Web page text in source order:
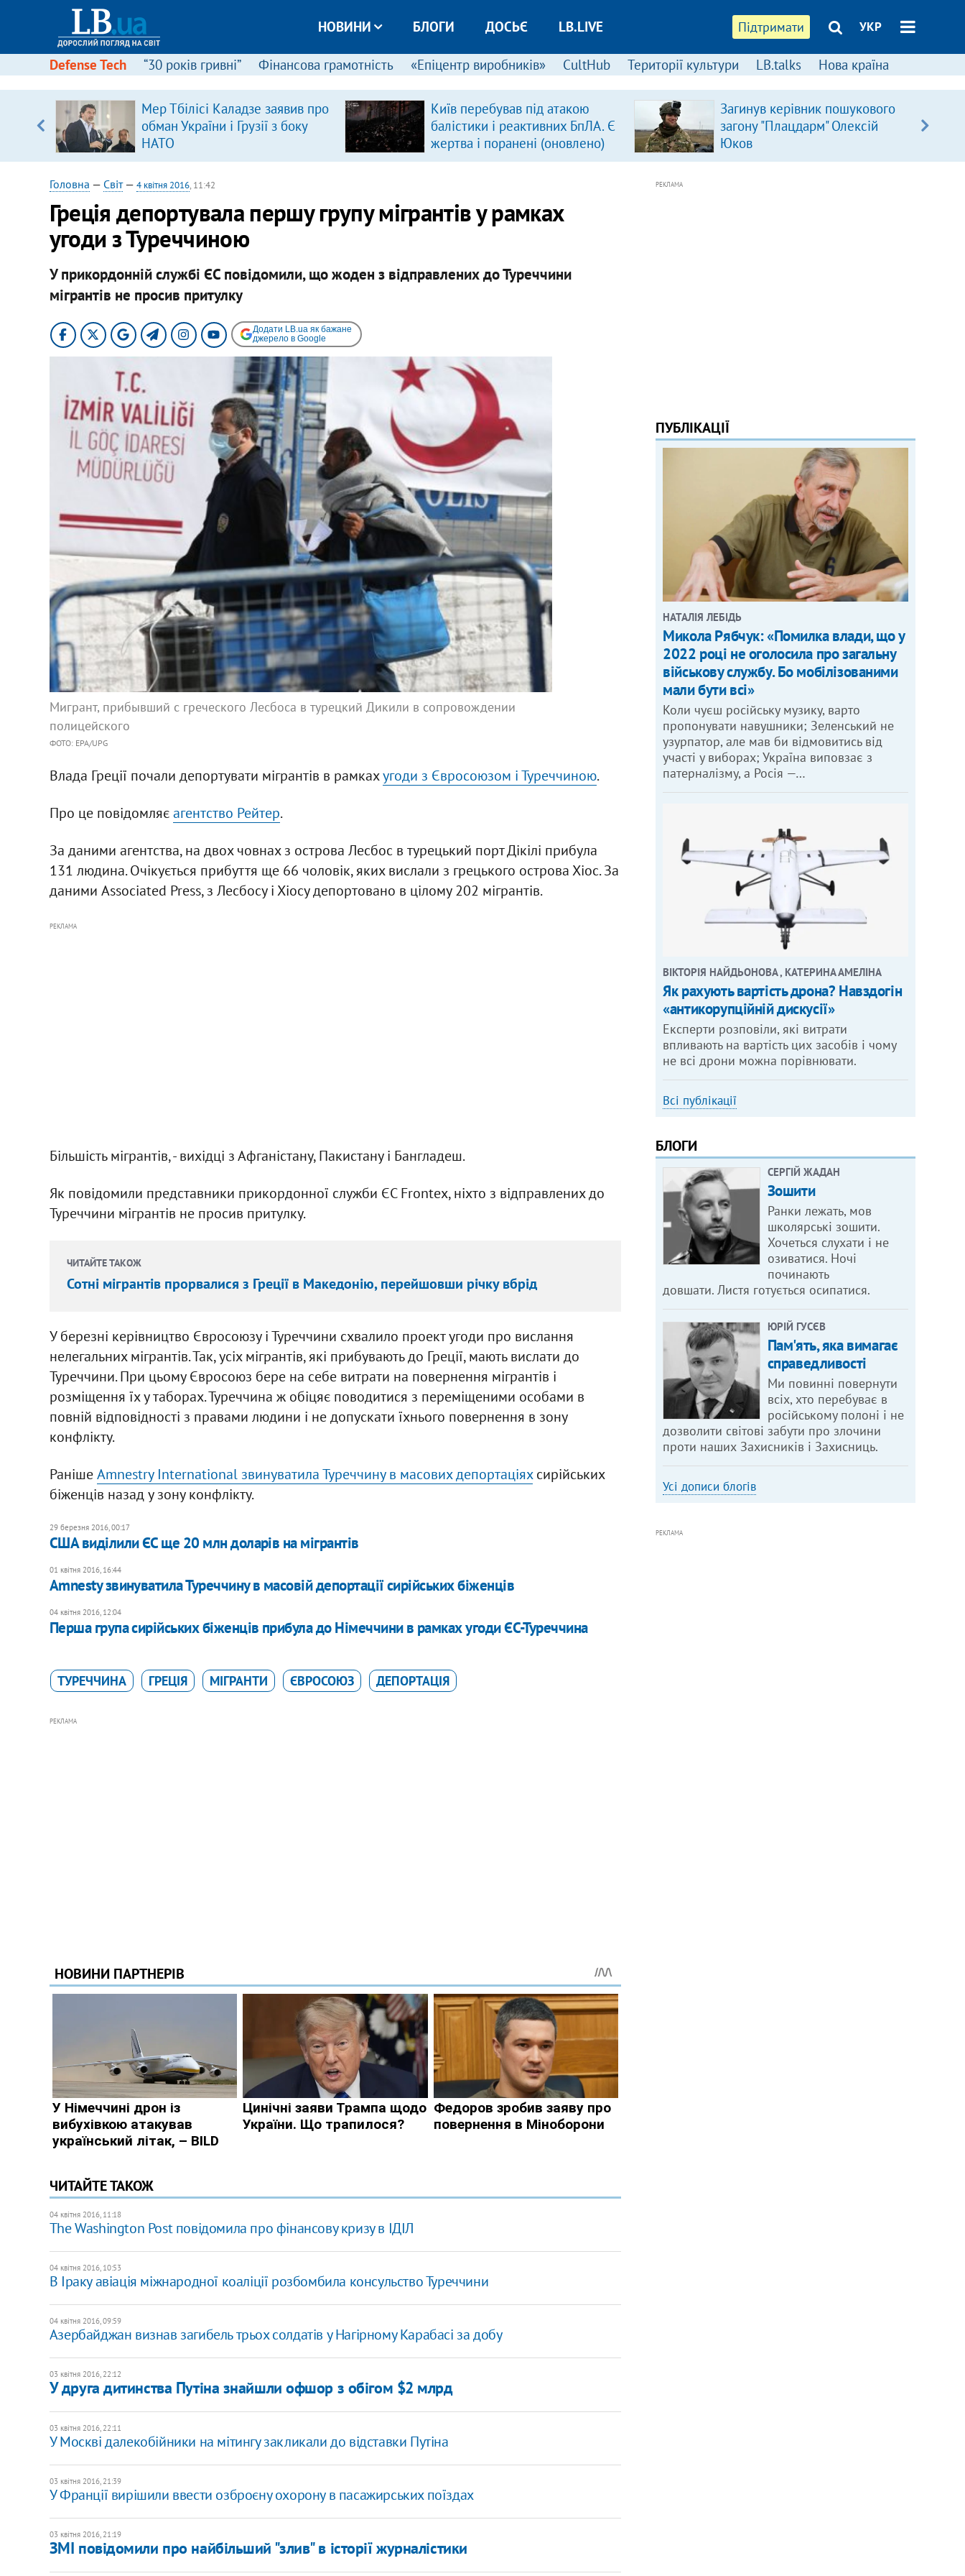
Підтримати УКР
НОВИНИ БЛОГИ ДОСЬЄ LB.LIVE
Defense Tech “30 років гривні” Фінансова грамотність «Епіцентр виробників» CultHub Території культури LB.talks Нова країна
Мер Тбілісі Каладзе заявив про
обман України і Грузії з боку
НАТО
Київ перебував під атакою
балістики і реактивних БпЛА. Є
жертва і поранені (оновлено)
Загинув керівник пошукового
загону "Плацдарм" Олексій
Юков
Головна — Світ— 4 квітня 2016, 11:42
Греція депортувала першу групу мігрантів у рамках
угоди з Туреччиною
У прикордонній службі ЄС повідомили, що жоден з відправлених до Туреччини
мігрантів не просив притулку
Додати LB.ua як бажане
джерело в Google
Мигрант, прибывший с греческого Лесбоса в турецкий Дикили в сопровождении
полицейского
ФОТО: EPA/UPG
Влада Греції почали депортувати мігрантів в рамкахугоди з Євросоюзом і Туреччиною.
Про це повідомляєагентство Рейтер.
За даними агентства, на двох човнах з острова Лесбос в турецький порт Дікілі прибула
131 людина. Очікується прибуття ще 66 чоловік, яких вислали з грецького острова Хіос. За
даними Associated Press, з Лесбосу і Хіосу депортовано в цілому 202 мігрантів.
РЕКЛАМА
Більшість мігрантів, - вихідці з Афганістану, Пакистану і Бангладеш.
Як повідомили представники прикордонної служби ЄС Frontex, ніхто з відправлених до
Туреччини мігрантів не просив притулку.
ЧИТАЙТЕ ТАКОЖ
Сотні мігрантів прорвалися з Греції в Македонію, перейшовши річку вбрід
У березні керівництво Євросоюзу і Туреччини схвалило проект угоди про вислання
нелегальних мігрантів. Так, усіх мігрантів, які прибувають до Греції, мають вислати до
Туреччини. При цьому Євросоюз бере на себе витрати на повернення мігрантів і
розміщення їх у таборах. Туреччина ж обіцяє поводитися з переміщеними особами в
повній відповідності з правами людини і не допускати їхнього повернення в зону
конфлікту.
РанішеAmnestry International звинуватила Туреччину в масових депортаціяхсирійських
біженців назад у зону конфлікту.
29 березня 2016, 00:17
США виділили ЄС ще 20 млн доларів на мігрантів
01 квітня 2016, 16:44
Amnesty звинуватила Туреччину в масовій депортації сирійських біженців
04 квітня 2016, 12:04
Перша група сирійських біженців прибула до Німеччини в рамках угоди ЄС-Туреччина
ТУРЕЧЧИНА ГРЕЦІЯ МІГРАНТИ ЄВРОСОЮЗ ДЕПОРТАЦІЯ
РЕКЛАМА
ЧИТАЙТЕ ТАКОЖ
04 квітня 2016, 11:18
The Washington Post повідомила про фінансову кризу в ІДІЛ
04 квітня 2016, 10:53
В Іраку авіація міжнародної коаліції розбомбила консульство Туреччини
04 квітня 2016, 09:59
Азербайджан визнав загибель трьох солдатів у Нагірному Карабасі за добу
03 квітня 2016, 22:12
У друга дитинства Путіна знайшли офшор з обігом $2 млрд
03 квітня 2016, 22:11
У Москві далекобійники на мітингу закликали до відставки Путіна
03 квітня 2016, 21:39
У Франції вирішили ввести озброєну охорону в пасажирських поїздах
03 квітня 2016, 21:19
ЗМІ повідомили про найбільший "злив" в історії журналістики
РЕКЛАМА
ПУБЛІКАЦІЇ
НАТАЛІЯ ЛЕБІДЬ
Микола Рябчук: «Помилка влади, що у
2022 році не оголосила про загальну
військову службу. Бо мобілізованими
мали бути всі»
Коли чуєш російську музику, варто
пропонувати навушники; Зеленський не
узурпатор, але мав би відмовитись від
участі у виборах; Україна виповзає з
патерналізму, а Росія —…
ВІКТОРІЯ НАЙДЬОНОВА , КАТЕРИНА АМЕЛІНА
Як рахують вартість дрона? Навздогін
«антикорупційній дискусії»
Експерти розповіли, які витрати
впливають на вартість цих засобів і чому
не всі дрони можна порівнювати.
Всі публікації
БЛОГИ
СЕРГІЙ ЖАДАН
Зошити
Ранки лежать, мов
школярські зошити.
Хочеться слухати і не
озиватися. Ночі
починають
довшати. Листя готується осипатися.
ЮРІЙ ГУСЄВ
Пам'ять, яка вимагає
справедливості
Ми повинні повернути
всіх, хто перебуває в
російському полоні і не
дозволити світові забути про злочини
проти наших Захисників і Захисниць.
Усі дописи блогів
РЕКЛАМА